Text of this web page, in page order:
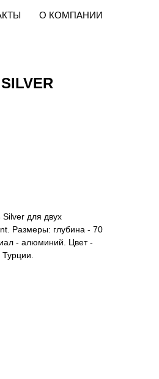
О КОМПАНИИ
для двух
Размеры: глубина - 70
- алюминий. Цвет -